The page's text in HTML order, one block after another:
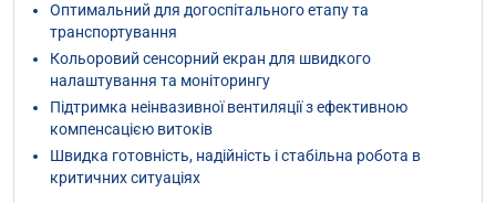
Оптимальний для догоспітального етапу та
транспортування
Кольоровий сенсорний екран для швидкого
налаштування та моніторингу
Підтримка неінвазивної вентиляції з ефективною
компенсацією витоків
Швидка готовність, надійність і стабільна робота в
критичних ситуаціях